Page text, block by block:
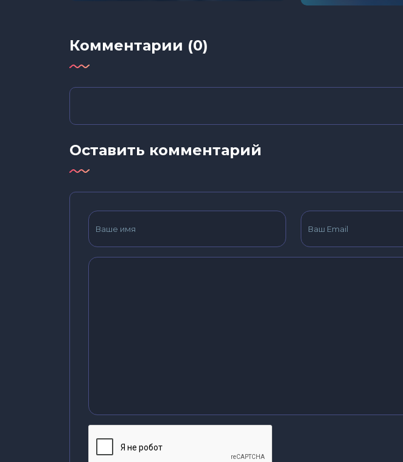
Комментарии (0)
Оставить комментарий